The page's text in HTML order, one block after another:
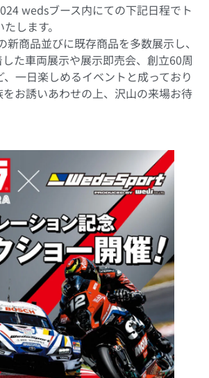
wedsブース内にての下記日程でト
します。
新商品並びに既存商品を多数展示し、
した車両展示や展示即売会、創立60周
一日楽しめるイベントと成っており
をお誘いあわせの上、沢山の来場お待